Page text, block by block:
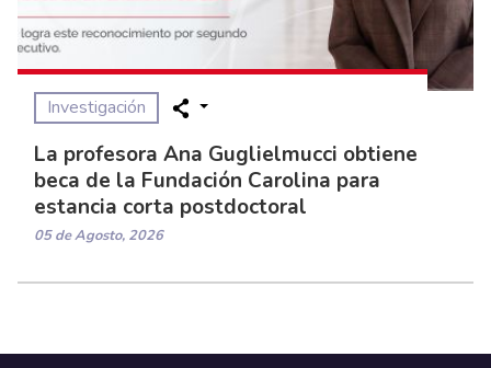
Investigación
La profesora Ana Guglielmucci obtiene
beca de la Fundación Carolina para
estancia corta postdoctoral
05 de Agosto, 2026